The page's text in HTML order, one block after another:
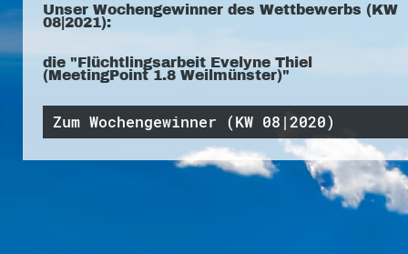
Unser Wochengewinner des Wettbewerbs (KW
08|2021):
die "Flüchtlingsarbeit Evelyne Thiel
(MeetingPoint 1.8 Weilmünster)"
Zum Wochengewinner (KW 08|2020)